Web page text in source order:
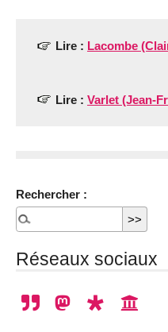
Lire : Lacombe
Lire : Varlet (Jean-
Rechercher :
Réseaux sociaux